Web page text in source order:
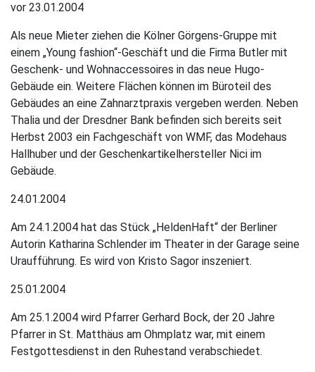
vor 23.01.2004
Als neue Mieter ziehen die Kölner Görgens-Gruppe mit
einem „Young fashion“-Geschäft und die Firma Butler mit
Geschenk- und Wohnaccessoires in das neue Hugo-
Gebäude ein. Weitere Flächen können im Büroteil des
Gebäudes an eine Zahnarztpraxis vergeben werden. Neben
Thalia und der Dresdner Bank befinden sich bereits seit
Herbst 2003 ein Fachgeschäft von WMF, das Modehaus
Hallhuber und der Geschenkartikelhersteller Nici im
Gebäude.
24.01.2004
Am 24.1.2004 hat das Stück „HeldenHaft“ der Berliner
Autorin Katharina Schlender im Theater in der Garage seine
Uraufführung. Es wird von Kristo Sagor inszeniert.
25.01.2004
Am 25.1.2004 wird Pfarrer Gerhard Bock, der 20 Jahre
Pfarrer in St. Matthäus am Ohmplatz war, mit einem
Festgottesdienst in den Ruhestand verabschiedet.